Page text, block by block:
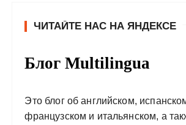
ЧИТАЙТЕ НАС НА ЯНДЕКСЕ
Блог Multilingua
Это блог об английском,
французском и итальянском, а